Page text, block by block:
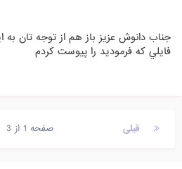
جناب دانوش عزيز باز هم از توجه تان
فايلي كه فرموديد را پيوست كردم
قبلی صفحه 1 از 3